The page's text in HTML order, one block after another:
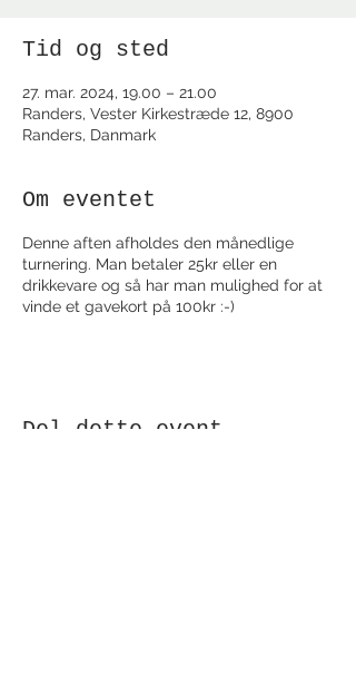
Tid og sted
27. mar. 2024, 19.00 – 21.00
Randers, Vester Kirkestræde 12, 8900
Randers, Danmark
Om eventet
Denne aften afholdes den månedlige
turnering. Man betaler 25kr eller en
drikkevare og så har man mulighed for at
vinde et gavekort på 100kr :-)
Del dette event